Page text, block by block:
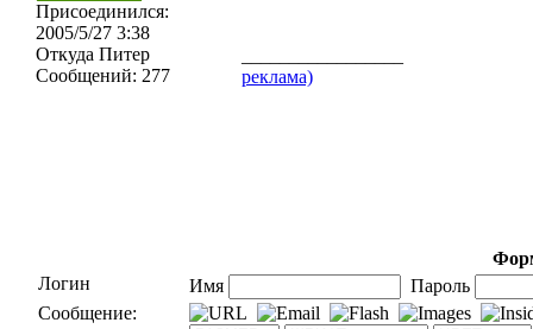
Присоединился:
2005/5/27 3:38
Откуда Питер
Сообщений: 277
реклама)
Логин
Имя
Пароль
Сообщение: